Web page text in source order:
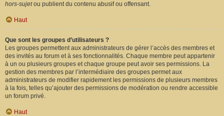
hors-sujetou publient du contenu abusif ou offensant.
Haut
Que sont les groupes d’utilisateurs ?
Les groupes permettent aux administrateurs de gérer l’accès des membres et
des invités au forum et à ses fonctionnalités. Chaque membre peut appartenir
à un ou plusieurs groupes et chaque groupe peut avoir ses permissions. La
gestion des membres par l’intermédiaire des groupes permet aux
administrateurs de modifier rapidement les permissions de plusieurs membres
à la fois, telles qu’ajouter des permissions de modération ou rendre accessible
un forum privé.
Haut